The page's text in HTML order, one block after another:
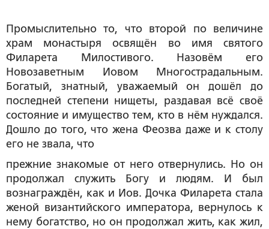
Промыслительно то, что второй по величине
храм монастыря освящён во имя святого
Филарета Милостивого. Назовём его
Новозаветным Иовом Многострадальным.
Богатый, знатный, уважаемый он дошёл до
последней степени нищеты, раздавая всё своё
состояние и имущество тем, кто в нём нуждался.
Дошло до того, что жена Феозва даже и к столу
его не звала, что
прежние знакомые от него отвернулись. Но он
продолжал служить Богу и людям. И был
вознаграждён, как и Иов. Дочка Филарета стала
женой византийского императора, вернулось к
нему богатство, но он продолжал жить, как жил,